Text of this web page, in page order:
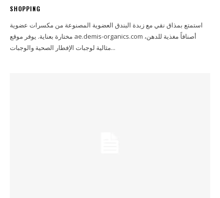
SHOPPING
استمتع بمذاق نقي مع زبدة البندق العضوية المصنوعة من مكسرات عضوية
مختارة بعناية. يوفر موقع ae.demis-organics.com أصنافاً مغذية للدهن،
مثالية لوجبات الإفطار الصحية والوجبات...